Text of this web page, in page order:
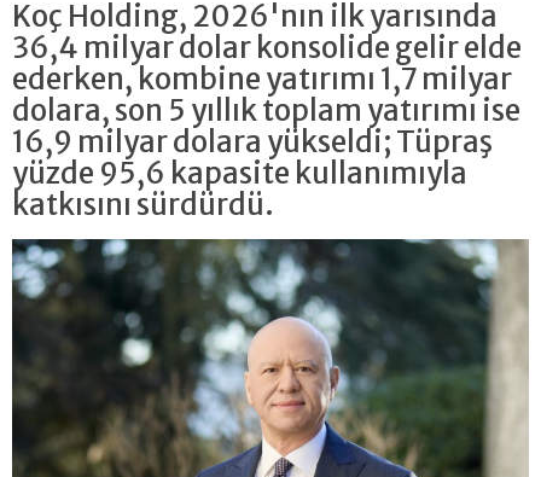
Koç Holding, 2026'nın ilk yarısında
36,4 milyar dolar konsolide gelir elde
ederken, kombine yatırımı 1,7 milyar
dolara, son 5 yıllık toplam yatırımı ise
16,9 milyar dolara yükseldi; Tüpraş
yüzde 95,6 kapasite kullanımıyla
katkısını sürdürdü.